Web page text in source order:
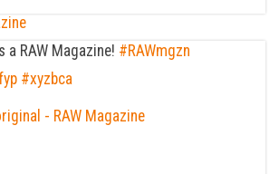
a RAW Magazine! #RAWmgzn
#xyzbca
- RAW Magazine